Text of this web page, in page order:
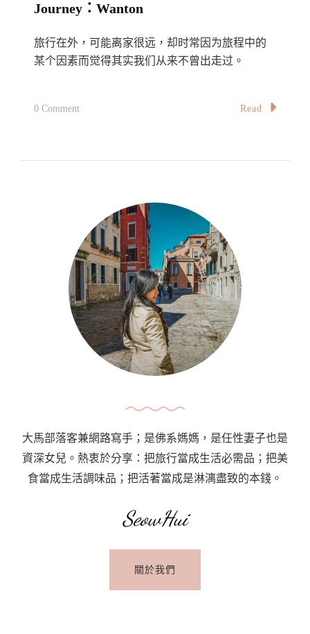
McDonald’s
Journey：Wanton
旅行在外，可能离家很远，却时常因为旅程中的
某个因素而觉得其实我们从来不曾出走过。
0 CommentOn
道：
馄
饨
Taste
Of
Journey：
Read
大馬部落客兼網路寫手；是佛系媽媽，是任性妻子也是
資深女兒。熱衷於分享：把旅行當成生活必需品；把美
食當成生活調味品；把活著當成是淋漓盡致的本錢。
SeowHui
關於我們